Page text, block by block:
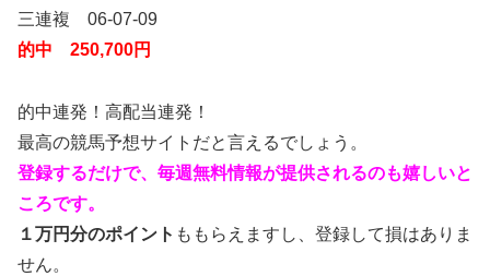
三連複 06-07-09
的中 250,700円
的中連発！高配当連発！
最高の競馬予想サイトだと言えるでしょう。
登録するだけで、毎週無料情報が提供されるのも嬉しいと
ころです。
１万円分のポイント ももらえますし、登録して損はありま
せん。